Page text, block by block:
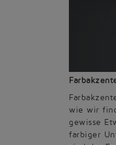
wie wir
gewisse
farbiger